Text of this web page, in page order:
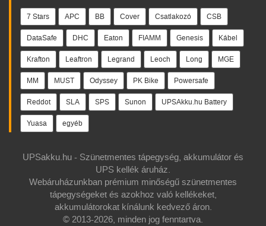
7 Stars APC BB Cover Csatlakozó CSB
DataSafe DHC Eaton FIAMM Genesis Kábel
Krafton Leaftron Legrand Leoch Long MGE
MM MUST Odyssey PK Bike Powersafe
Reddot SLA SPS Sunon UPSAkku.hu Battery
Yuasa egyéb
UPSakku.hu - Szünetmentes tápegység, akkumulátor és
UPS kellék áruház.
Webáruházunkban prémium minőségű szünetmentes
tápegységeket és azokhoz való kellékeket,
akkumulátorokat kínálunk kedvező áron.
© 2013-2026, minden jog fenntartva.